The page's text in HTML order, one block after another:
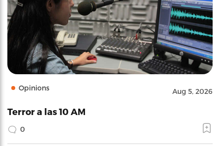
Opinions Aug 5, 2026
Terror a las 10 AM
0